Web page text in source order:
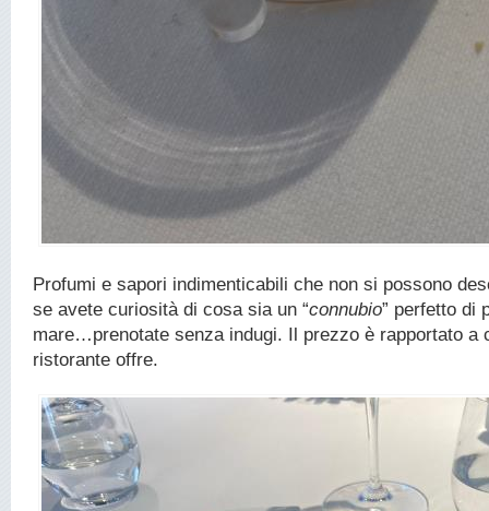
Profumi e sapori indimenticabili che non si possono
se avete curiosità di cosa sia un “connubio” perfetto di
mare…prenotate senza indugi. Il prezzo è rapportato a
ristorante offre.